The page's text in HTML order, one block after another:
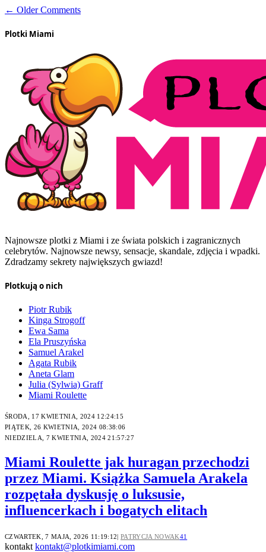
← Older Comments
Plotki Miami
Najnowsze plotki z Miami i ze świata polskich i zagranicznych
celebrytów. Najnowsze newsy, sensacje, skandale, zdjęcia i wpadki.
Zdradzamy sekrety największych gwiazd!
Plotkują o nich
Piotr Rubik
Kinga Strogoff
Ewa Sama
Ela Pruszyńska
Samuel Arakel
Agata Rubik
Aneta Glam
Julia (Sylwia) Graff
Miami Roulette
ŚRODA, 17 KWIETNIA, 2024 12:24:15
PIĄTEK, 26 KWIETNIA, 2024 08:38:06
NIEDZIELA, 7 KWIETNIA, 2024 21:57:27
Miami Roulette jak huragan przechodzi
przez Miami. Książka Samuela Arakela
rozpętała dyskusję o luksusie,
influencerkach i bogatych elitach
CZWARTEK, 7 MAJA, 2026 11:19:12 PATRYCJA NOWAK41
kontakt kontakt@plotkimiami.com